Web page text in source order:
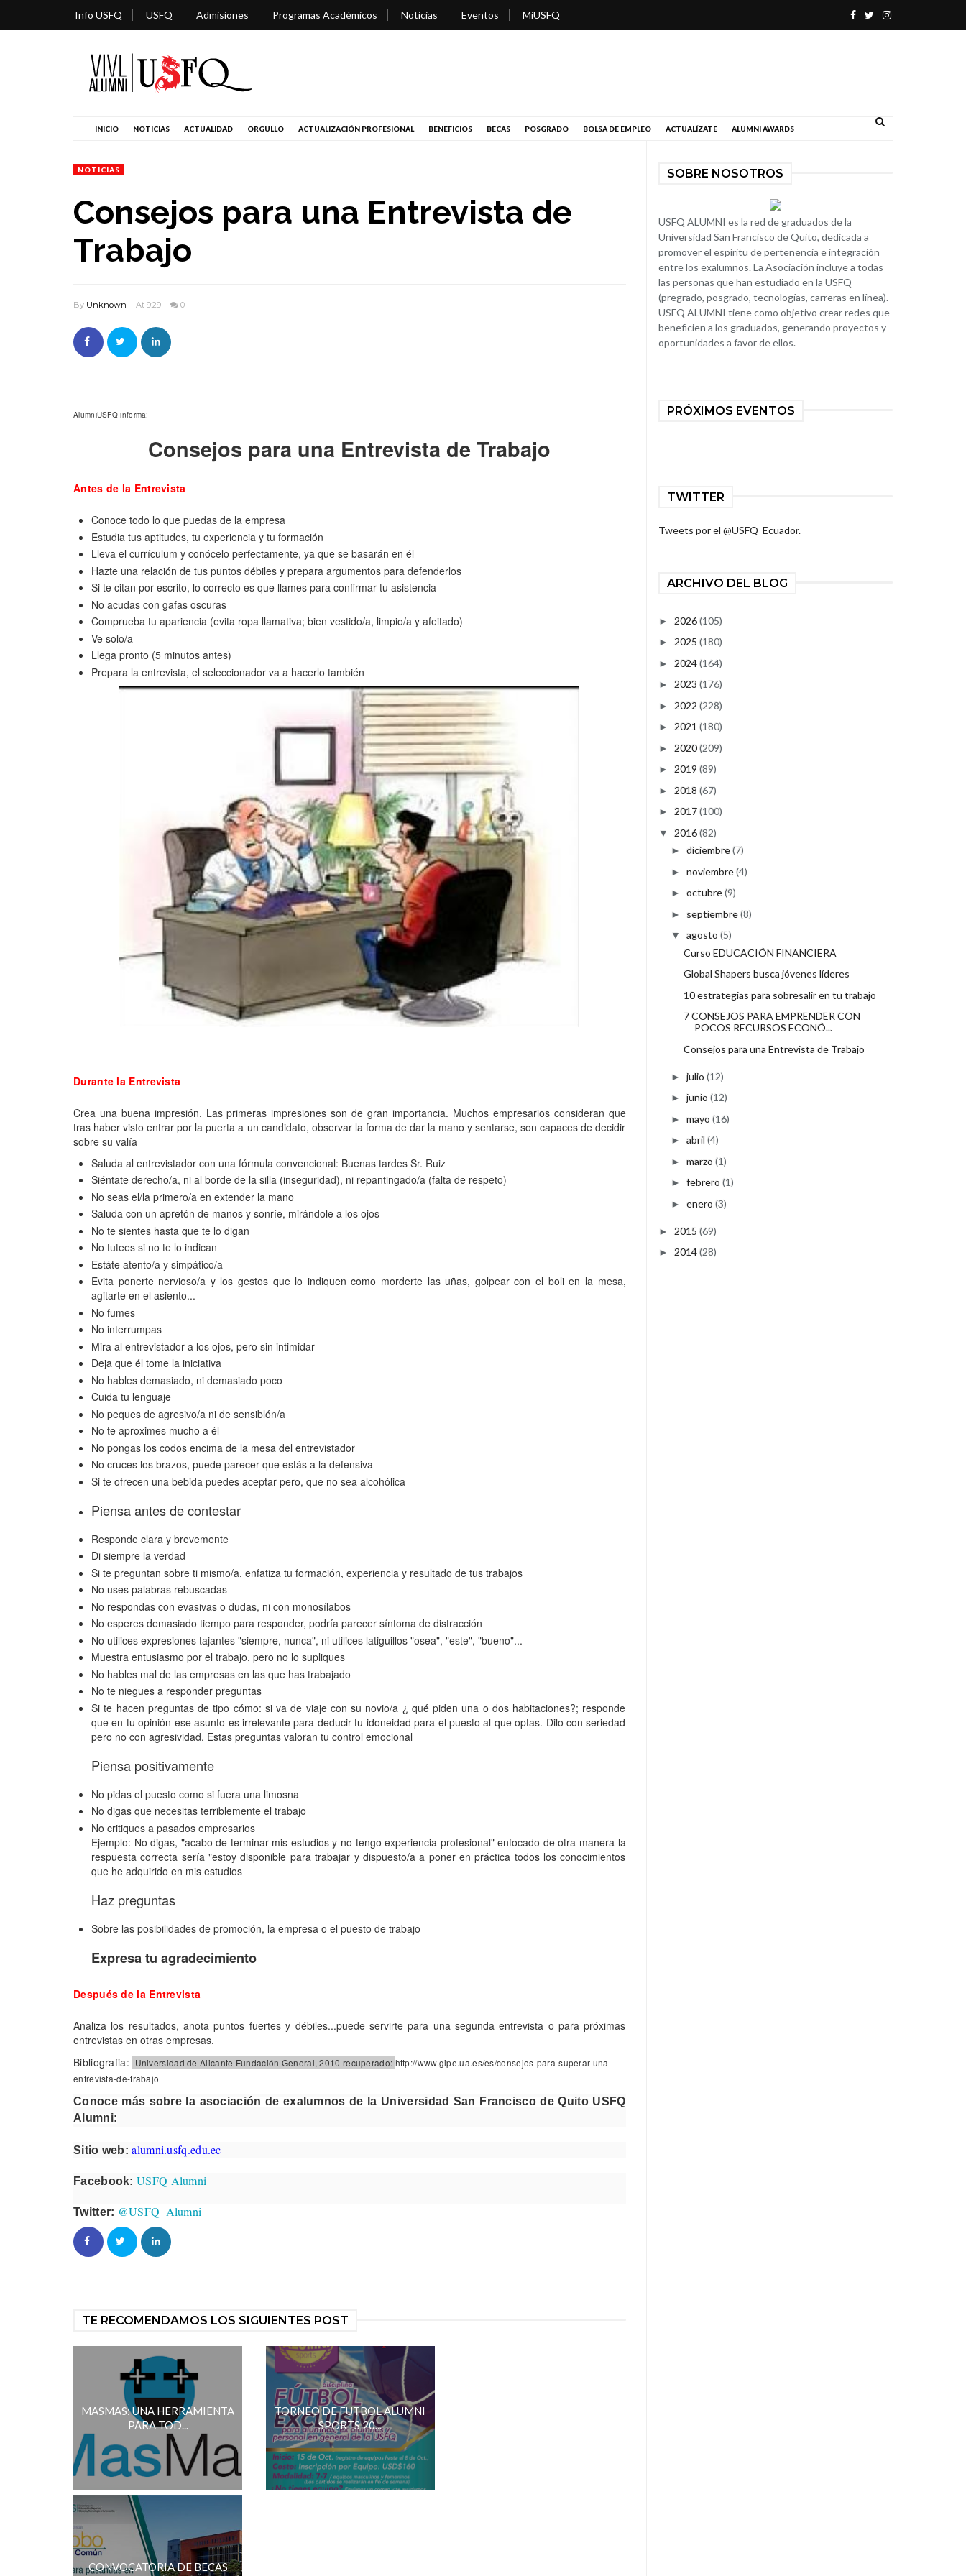
Info USFQ USFQ Admisiones Programas Académicos Noticias Eventos MiUSFQ
INICIO NOTICIAS ACTUALIDAD ORGULLO ACTUALIZACIÓN PROFESIONAL BENEFICIOS BECAS POSGRADO BOLSA DE EMPLEO ACTUALÍZATE ALUMNI AWARDS
NOTICIAS
Consejos para una Entrevista de
Trabajo
By Unknown At 9:29 0
AlumniUSFQ informa:
Consejos para una Entrevista de Trabajo
Antes de la Entrevista
Conoce todo lo que puedas de la empresa
Estudia tus aptitudes, tu experiencia y tu formación
Lleva el currículum y conócelo perfectamente, ya que se basarán en él
Hazte una relación de tus puntos débiles y prepara argumentos para defenderlos
Si te citan por escrito, lo correcto es que llames para confirmar tu asistencia
No acudas con gafas oscuras
Comprueba tu apariencia (evita ropa llamativa; bien vestido/a, limpio/a y afeitado)
Ve solo/a
Llega pronto (5 minutos antes)
Prepara la entrevista, el seleccionador va a hacerlo también
Durante la Entrevista
Crea una buena impresión. Las primeras impresiones son de gran importancia. Muchos empresarios consideran que
tras haber visto entrar por la puerta a un candidato, observar la forma de dar la mano y sentarse, son capaces de decidir
sobre su valía
Saluda al entrevistador con una fórmula convencional: Buenas tardes Sr. Ruiz
Siéntate derecho/a, ni al borde de la silla (inseguridad), ni repantingado/a (falta de respeto)
No seas el/la primero/a en extender la mano
Saluda con un apretón de manos y sonríe, mirándole a los ojos
No te sientes hasta que te lo digan
No tutees si no te lo indican
Estáte atento/a y simpático/a
Evita ponerte nervioso/a y los gestos que lo indiquen como morderte las uñas, golpear con el boli en la mesa,
agitarte en el asiento...
No fumes
No interrumpas
Mira al entrevistador a los ojos, pero sin intimidar
Deja que él tome la iniciativa
No hables demasiado, ni demasiado poco
Cuida tu lenguaje
No peques de agresivo/a ni de sensiblón/a
No te aproximes mucho a él
No pongas los codos encima de la mesa del entrevistador
No cruces los brazos, puede parecer que estás a la defensiva
Si te ofrecen una bebida puedes aceptar pero, que no sea alcohólica
Piensa antes de contestar
Responde clara y brevemente
Di siempre la verdad
Si te preguntan sobre ti mismo/a, enfatiza tu formación, experiencia y resultado de tus trabajos
No uses palabras rebuscadas
No respondas con evasivas o dudas, ni con monosílabos
No esperes demasiado tiempo para responder, podría parecer síntoma de distracción
No utilices expresiones tajantes "siempre, nunca", ni utilices latiguillos "osea", "este", "bueno"...
Muestra entusiasmo por el trabajo, pero no lo supliques
No hables mal de las empresas en las que has trabajado
No te niegues a responder preguntas
Si te hacen preguntas de tipo cómo: si va de viaje con su novio/a ¿ qué piden una o dos habitaciones?; responde
que en tu opinión ese asunto es irrelevante para deducir tu idoneidad para el puesto al que optas. Dilo con seriedad
pero no con agresividad. Estas preguntas valoran tu control emocional
Piensa positivamente
No pidas el puesto como si fuera una limosna
No digas que necesitas terriblemente el trabajo
No critiques a pasados empresarios
Ejemplo: No digas, "acabo de terminar mis estudios y no tengo experiencia profesional" enfocado de otra manera la
respuesta correcta sería "estoy disponible para trabajar y dispuesto/a a poner en práctica todos los conocimientos
que he adquirido en mis estudios
Haz preguntas
Sobre las posibilidades de promoción, la empresa o el puesto de trabajo
Expresa tu agradecimiento
Después de la Entrevista
Analiza los resultados, anota puntos fuertes y débiles...puede servirte para una segunda entrevista o para próximas
entrevistas en otras empresas.
Bibliografia: Universidad de Alicante Fundación General, 2010 recuperado: http://www.gipe.ua.es/es/consejos-para-superar-una-
entrevista-de-trabajo
Conoce más sobre la asociación de exalumnos de la Universidad San Francisco de Quito USFQ
Alumni:
Sitio web: alumni.usfq.edu.ec
Facebook: USFQ Alumni
Twitter: @USFQ_Alumni
TE RECOMENDAMOS LOS SIGUIENTES POST
MASMAS: UNA HERRAMIENTA
PARA TOD...
TORNEO DE FUTBOL ALUMNI
SPORTS 20...
CONVOCATORIA DE BECAS
SOBRE NOSOTROS
USFQ ALUMNI es la red de graduados de la
Universidad San Francisco de Quito, dedicada a
promover el espíritu de pertenencia e integración
entre los exalumnos. La Asociación incluye a todas
las personas que han estudiado en la USFQ
(pregrado, posgrado, tecnologías, carreras en línea).
USFQ ALUMNI tiene como objetivo crear redes que
beneficien a los graduados, generando proyectos y
oportunidades a favor de ellos.
PRÓXIMOS EVENTOS
TWITTER
Tweets por el @USFQ_Ecuador.
ARCHIVO DEL BLOG
► 2026(105)
► 2025 (180)
► 2024(164)
► 2023 (176)
► 2022 (228)
► 2021 (180)
► 2020(209)
► 2019 (89)
► 2018 (67)
► 2017(100)
▼ 2016(82)
► diciembre(7)
► noviembre(4)
► octubre(9)
► septiembre(8)
▼ agosto (5)
Curso EDUCACIÓN FINANCIERA
Global Shapers busca jóvenes líderes
10 estrategias para sobresalir en tu trabajo
7 CONSEJOS PARA EMPRENDER CON
POCOS RECURSOS ECONÓ...
Consejos para una Entrevista de Trabajo
► julio (12)
► junio (12)
► mayo (16)
► abril (4)
► marzo (1)
► febrero (1)
► enero (3)
► 2015 (69)
► 2014(28)